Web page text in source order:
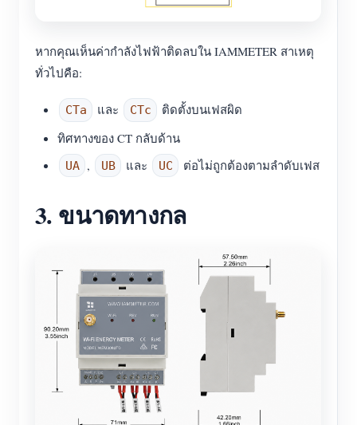
หากคุณเห็นค่ากำลังไฟฟ้าติดลบใน IAMMETER สาเหตุ
ทั่วไปคือ:
CTa และ CTc
ติดตั้งบนเฟสผิด
ทิศทางของ CT กลับด้าน
UA , UB และ UC ต่อไม่ถูกต้องตามลำดับเฟส
3. ขนาดทางกล